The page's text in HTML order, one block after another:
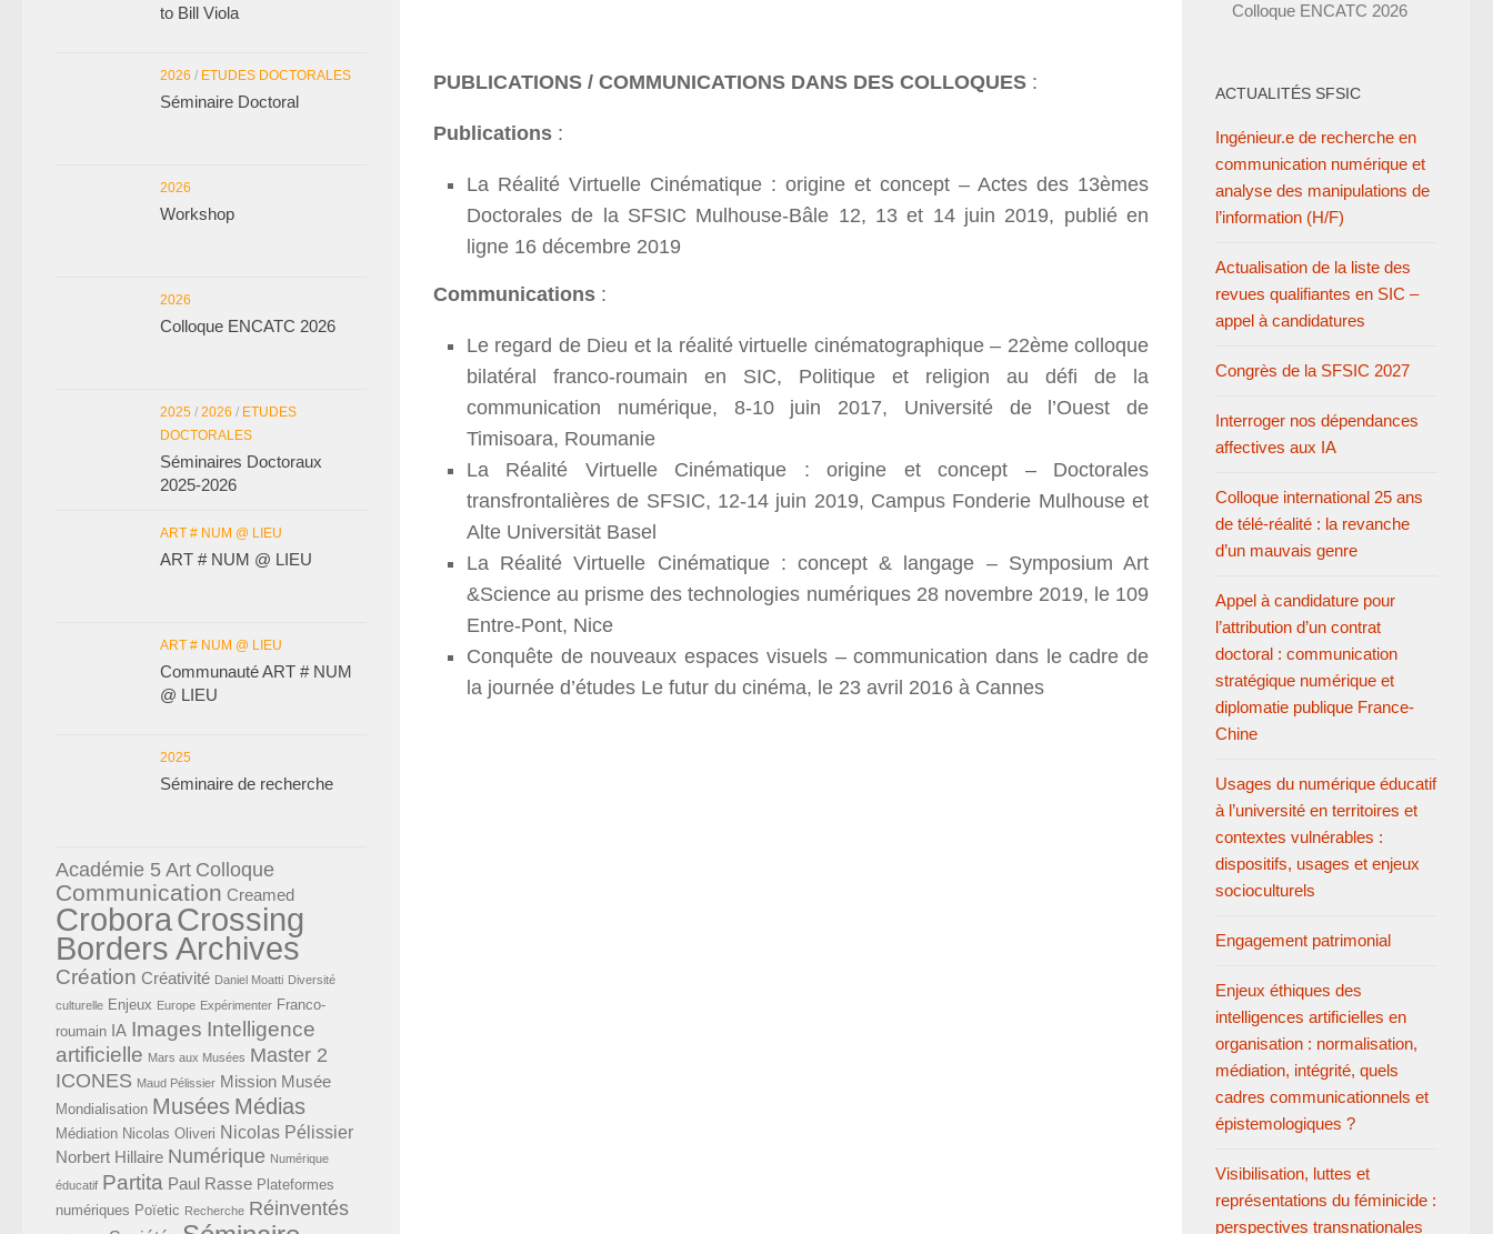
PUBLICATIONS / COMMUNICATIONS DANS DES COLLOQUES :
Publications :
La Réalité Virtuelle Cinématique : origine et concept – Actes des 13èmes
Doctorales de la SFSIC Mulhouse-Bâle 12, 13 et 14 juin 2019, publié en
ligne 16 décembre 2019
Communications :
Le regard de Dieu et la réalité virtuelle cinématographique – 22ème colloque
bilatéral franco-roumain en SIC, Politique et religion au défi de la
communication numérique, 8-10 juin 2017, Université de l’Ouest de
Timisoara, Roumanie
La Réalité Virtuelle Cinématique : origine et concept – Doctorales
transfrontalières de SFSIC, 12-14 juin 2019, Campus Fonderie Mulhouse et
Alte Universität Basel
La Réalité Virtuelle Cinématique : concept & langage – Symposium Art
&Science au prisme des technologies numériques 28 novembre 2019, le 109
Entre-Pont, Nice
Conquête de nouveaux espaces visuels – communication dans le cadre de
la journée d’études Le futur du cinéma, le 23 avril 2016 à Cannes
to Bill Viola
2026 / ETUDES DOCTORALES
Séminaire Doctoral
2026
Workshop
2026
Colloque ENCATC 2026
2025 / 2026 / ETUDES
DOCTORALES
Séminaires Doctoraux
2025-2026
ART # NUM @ LIEU
ART # NUM @ LIEU
ART # NUM @ LIEU
Communauté ART # NUM
@ LIEU
2025
Séminaire de recherche
Académie 5 Art Colloque
Communication Creamed
CroboraCrossing
Borders Archives
Création Créativité Daniel Moatti Diversité
culturelle Enjeux Europe Expérimenter Franco-
roumain IA Images Intelligence
artificielle Mars aux Musées Master 2
ICONES Maud Pélissier Mission Musée
Mondialisation Musées Médias
Médiation Nicolas Oliveri Nicolas Pélissier
Norbert Hillaire Numérique Numérique
éducatif Partita Paul Rasse Plateformes
numériques Poïetic Recherche Réinventés
Colloque ENCATC 2026
ACTUALITÉS SFSIC
Ingénieur.e de recherche en
communication numérique et
analyse des manipulations de
l’information (H/F)
Actualisation de la liste des
revues qualifiantes en SIC –
appel à candidatures
Congrès de la SFSIC 2027
Interroger nos dépendances
affectives aux IA
Colloque international 25 ans
de télé-réalité : la revanche
d’un mauvais genre
Appel à candidature pour
l’attribution d’un contrat
doctoral : communication
stratégique numérique et
diplomatie publique France-
Chine
Usages du numérique éducatif
à l’université en territoires et
contextes vulnérables :
dispositifs, usages et enjeux
socioculturels
Engagement patrimonial
Enjeux éthiques des
intelligences artificielles en
organisation : normalisation,
médiation, intégrité, quels
cadres communicationnels et
épistemologiques ?
Visibilisation, luttes et
représentations du féminicide :
perspectives transnationales